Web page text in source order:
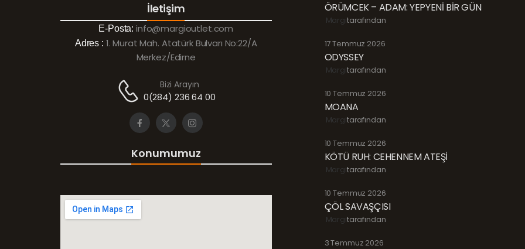
İletişim
E-Posta: info@margioutlet.com
Adres : 1. Murat Mah. Atatürk Bulvarı No:22/A
Merkez/Edirne
Bizi Arayın
0(284) 236 64 00
Konumumuz
ÖRÜMCEK – ADAM: YEPYENİ BİR GÜN
Margitarafından
17 Temmuz 2026
ODYSSEY
Margitarafından
10 Temmuz 2026
MOANA
Margitarafından
10 Temmuz 2026
KÖTÜ RUH: CEHENNEM ATEŞİ
Margitarafından
10 Temmuz 2026
ÇÖL SAVAŞÇISI
Margitarafından
3 Temmuz 2026